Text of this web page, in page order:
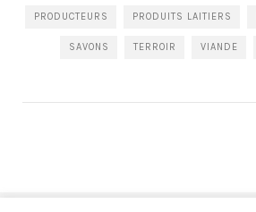
PRODUCTEURS PRODUITS LAITIERS
SAVONS TERROIR VIANDE